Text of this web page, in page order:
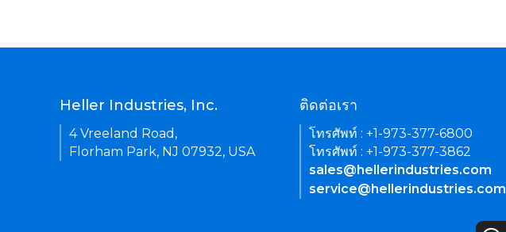
Heller Industries, Inc.
4 Vreeland Road,
Florham Park, NJ 07932, USA
ติดต่อเรา
โทรศัพท์ : +1-973-377-6800
โทรศัพท์ : +1-973-377-3862
sales@hellerindustries.com
service@hellerindustries.com